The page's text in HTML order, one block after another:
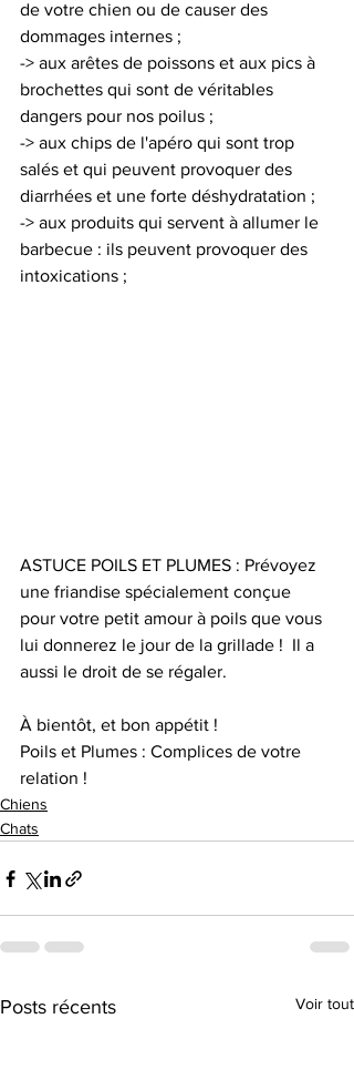
de votre chien ou de causer des
dommages internes ;
-> aux arêtes de poissons et aux pics à
brochettes qui sont de véritables
dangers pour nos poilus ;
-> aux chips de l'apéro qui sont trop
salés et qui peuvent provoquer des
diarrhées et une forte déshydratation ;
-> aux produits qui servent à allumer le
barbecue : ils peuvent provoquer des
intoxications ;
ASTUCE POILS ET PLUMES : Prévoyez
une friandise spécialement conçue
pour votre petit amour à poils que vous
lui donnerez le jour de la grillade !  Il a
aussi le droit de se régaler.
À bientôt, et bon appétit !
Poils et Plumes : Complices de votre
relation !
Chiens
Chats
Posts récents Voir tout